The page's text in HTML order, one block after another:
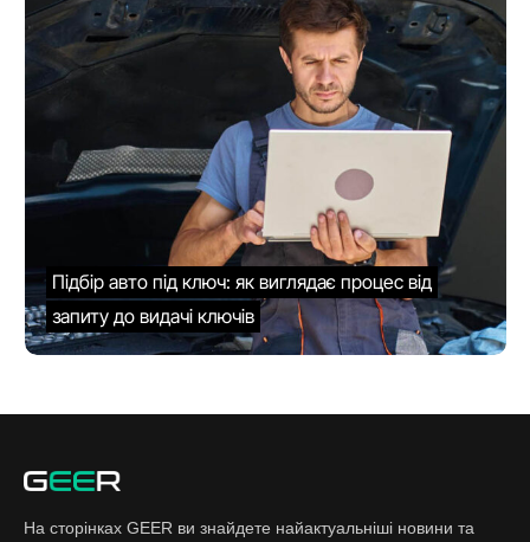
Підбір авто під ключ: як виглядає процес від
запиту до видачі ключів
На сторінках GEER ви знайдете найактуальніші новини та